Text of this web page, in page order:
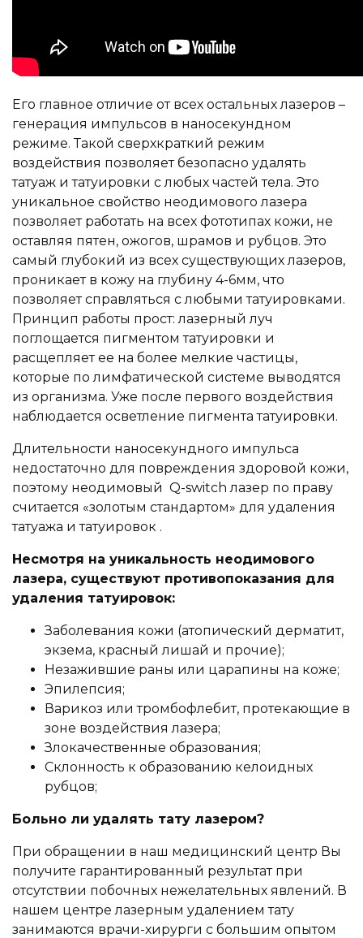
Его главное отличие от всех остальных лазеров –
генерация импульсов в наносекундном
режиме. Такой сверхкраткий режим
воздействия позволяет безопасно удалять
татуаж и татуировки с любых частей тела. Это
уникальное свойство неодимового лазера
позволяет работать на всех фототипах кожи, не
оставляя пятен, ожогов, шрамов и рубцов. Это
самый глубокий из всех существующих лазеров,
проникает в кожу на глубину 4-6мм, что
позволяет справляться с любыми татуировками.
Принцип работы прост: лазерный луч
поглощается пигментом татуировки и
расщепляет ее на более мелкие частицы,
которые по лимфатической системе выводятся
из организма. Уже после первого воздействия
наблюдается осветление пигмента татуировки.
Длительности наносекундного импульса
недостаточно для повреждения здоровой кожи,
поэтому неодимовый Q-switch лазер по праву
считается «золотым стандартом» для удаления
татуажа и татуировок .
Несмотря на уникальность неодимового
лазера, существуют противопоказания для
удаления татуировок:
Заболевания кожи (атопический дерматит,
экзема, красный лишай и прочие);
Незажившие раны или царапины на коже;
Эпилепсия;
Варикоз или тромбофлебит, протекающие в
зоне воздействия лазера;
Злокачественные образования;
Склонность к образованию келоидных
рубцов;
Больно ли удалять тату лазером?
При обращении в наш медицинский центр Вы
получите гарантированный результат при
отсутствии побочных нежелательных явлений. В
нашем центре лазерным удалением тату
занимаются врачи-хирурги с большим опытом